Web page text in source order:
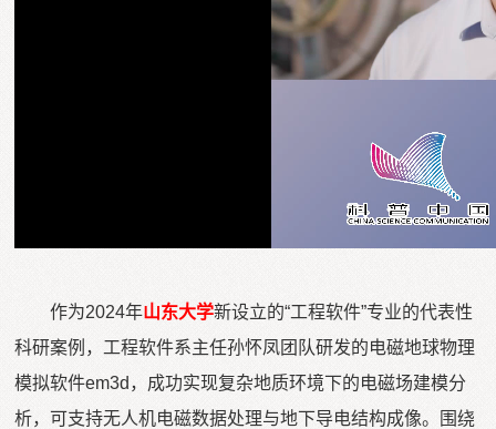
作为2024年山东大学新设立的“工程软件”专业的代表性
科研案例，工程软件系主任孙怀凤团队研发的电磁地球物理
模拟软件em3d，成功实现复杂地质环境下的电磁场建模分
析，可支持无人机电磁数据处理与地下导电结构成像。围绕